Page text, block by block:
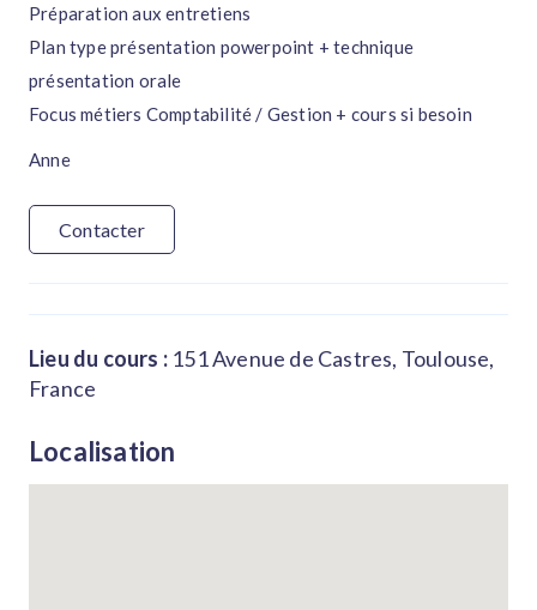
Préparation aux entretiens
Plan type présentation powerpoint + technique
présentation orale
Focus métiers Comptabilité / Gestion + cours si besoin
Anne
Contacter
Lieu du cours : 151 Avenue de Castres, Toulouse,
France
Localisation